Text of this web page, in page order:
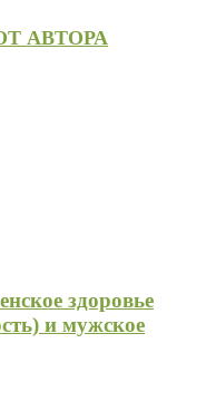
АВТОРА
здоровье
и мужское